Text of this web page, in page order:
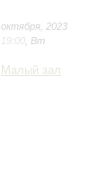
октября 2023
19:00 Вт
Малый зал